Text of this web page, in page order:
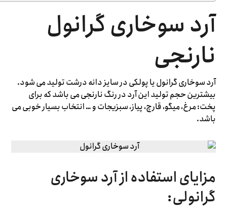
آرد سوخاری گرانول
نارنجی
آرد سوخاری گرانول یا پولکی در سایز دانه درشت تولید می شود.
بیشترین حجم تولید این آرد در رنگ نارنجی می باشد که برای
پخت: مرغ، میگو، قارچ، پیاز، سبزیجات و … انتخاب بسیار خوبی می
باشد.
مزایای استفاده از آرد سوخاری
گرانولی: